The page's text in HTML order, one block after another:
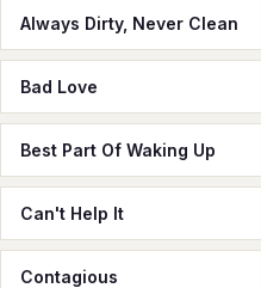
H I J K
Q R
Always Dirty, Never Clean
Bad Love
Best Part Of Waking Up
Can't Help It
Contagious